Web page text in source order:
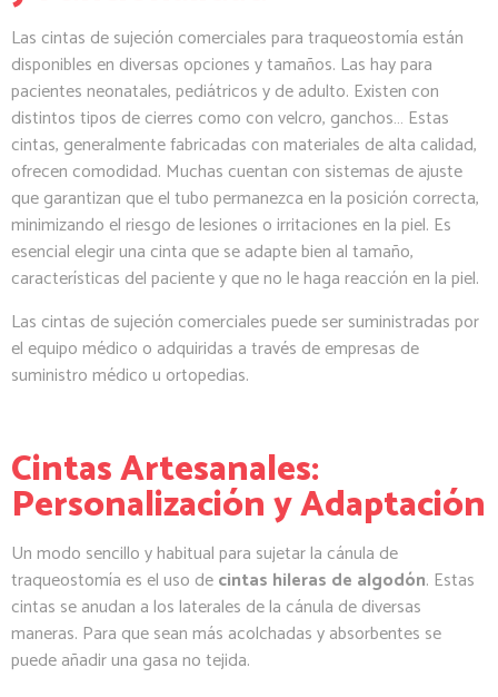
Las cintas de sujeción comerciales para traqueostomía están
disponibles en diversas opciones y tamaños. Las hay para
pacientes neonatales, pediátricos y de adulto. Existen con
distintos tipos de cierres como con velcro, ganchos… Estas
cintas, generalmente fabricadas con materiales de alta calidad,
ofrecen comodidad. Muchas cuentan con sistemas de ajuste
que garantizan que el tubo permanezca en la posición correcta,
minimizando el riesgo de lesiones o irritaciones en la piel. Es
esencial elegir una cinta que se adapte bien al tamaño,
características del paciente y que no le haga reacción en la piel.
Las cintas de sujeción comerciales puede ser suministradas por
el equipo médico o adquiridas a través de empresas de
suministro médico u ortopedias.
Cintas Artesanales:
Personalización y Adaptación
Un modo sencillo y habitual para sujetar la cánula de
traqueostomía es el uso decintas hileras de algodón. Estas
cintas se anudan a los laterales de la cánula de diversas
maneras. Para que sean más acolchadas y absorbentes se
puede añadir una gasa no tejida.